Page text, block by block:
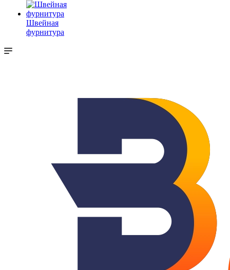
Швейная
фурнитура